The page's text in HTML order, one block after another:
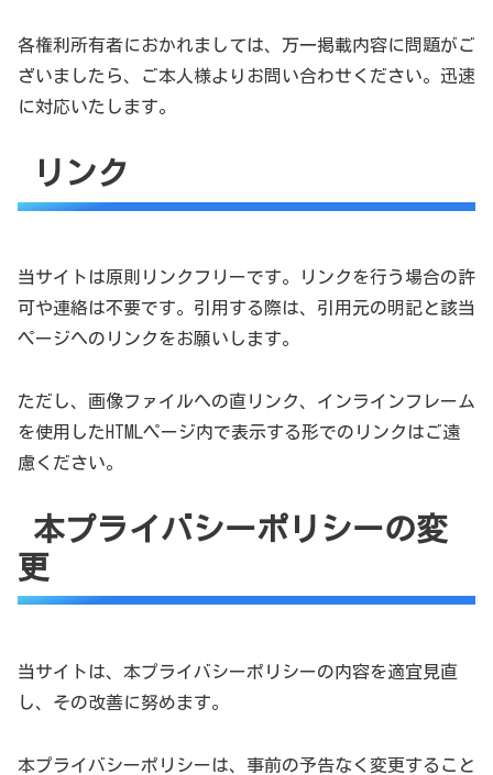
各権利所有者におかれましては、万一掲載内容に問題がご
ざいましたら、ご本人様よりお問い合わせください。迅速
に対応いたします。
リンク
当サイトは原則リンクフリーです。リンクを行う場合の許
可や連絡は不要です。引用する際は、引用元の明記と該当
ページへのリンクをお願いします。
ただし、画像ファイルへの直リンク、インラインフレーム
を使用したHTMLページ内で表示する形でのリンクはご遠
慮ください。
本プライバシーポリシーの変
更
当サイトは、本プライバシーポリシーの内容を適宜見直
し、その改善に努めます。
本プライバシーポリシーは、事前の予告なく変更すること